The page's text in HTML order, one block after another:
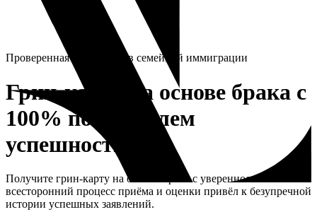
Проверенная экспертиза в семейной иммиграции
Грин‑карта на основе брака с
100% показателем
успешности
Получите грин‑карту на основе брака с уверенностью. Наш
всесторонний процесс приёма и оценки привёл к безупречной
истории успешных заявлений.